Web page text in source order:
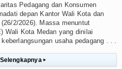
Pedagang dan Konsumen
depan Kantor Wali Kota dan
2/2026). Massa menuntut
Wali Kota Medan yang dinilai
usaha pedagang . . .
▸